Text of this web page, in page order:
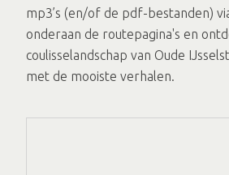
mp3’s (en/of de pdf-bestanden)
onderaan de routepagina's en
coulisselandschap van Oude
met de mooiste verhalen.